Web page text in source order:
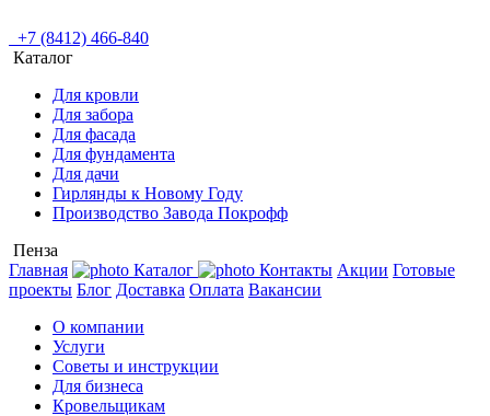
+7 (8412) 466-840
Каталог
Для кровли
Для забора
Для фасада
Для фундамента
Для дачи
Гирлянды к Новому Году
Производство Завода Покрофф
Пенза
Главная
Каталог Контакты Акции Готовые
проекты Блог Доставка Оплата Вакансии
О компании
Услуги
Советы и инструкции
Для бизнеса
Кровельщикам